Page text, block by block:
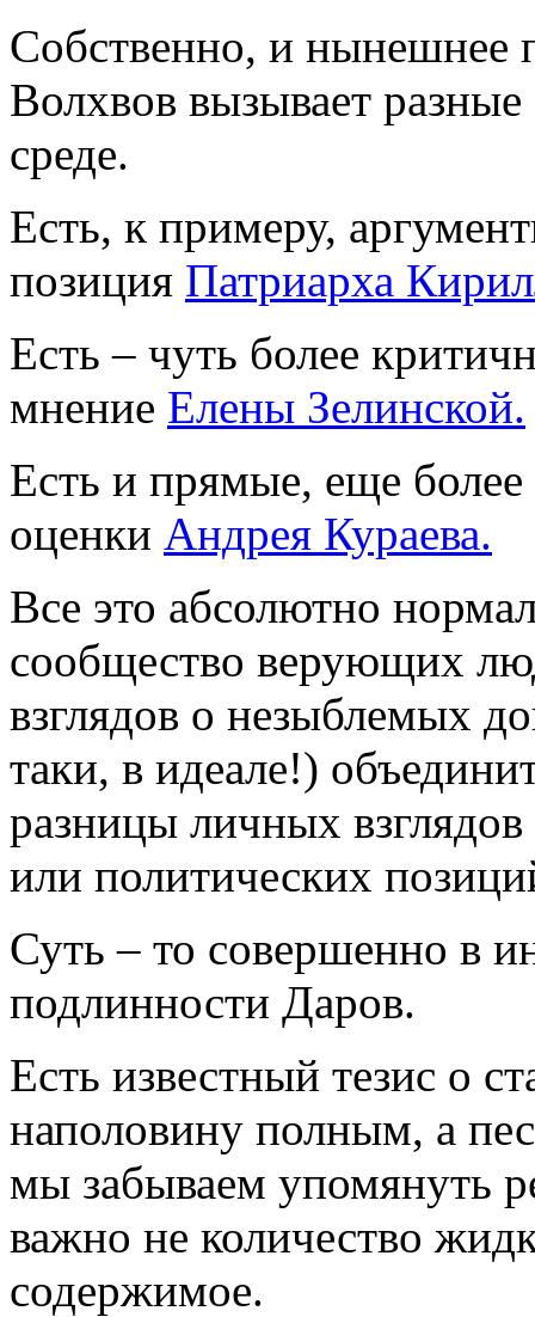
Собственно, и нынешнее
Волхвов вызывает
среде.
Есть, к примеру,
позиция Патриарха
Есть – чуть более
мнение Елены Зелинской.
Есть и прямые, еще
оценки Андрея Кураева.
Все это абсолютно
сообщество верующих
взглядов о незыблемых
таки, в идеале!)
разницы личных
или политических
Суть – то совершенно в
подлинности Даров.
Есть известный тезис о
наполовину полным, а
мы забываем упомянуть
важно не количество
содержимое.